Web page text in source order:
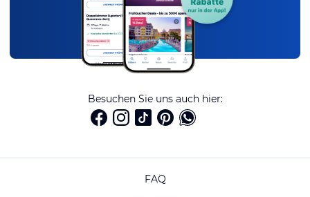
Besuchen Sie uns auch hier:
FAQ